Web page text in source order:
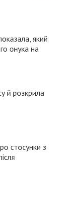
який
онука на
й розкрила
стосунки з